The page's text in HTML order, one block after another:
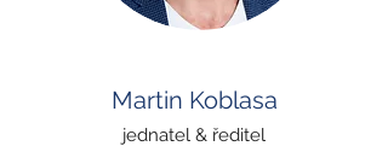
Martin Koblasa
jednatel & ředitel